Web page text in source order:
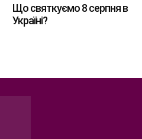
Що святкуємо 8 серпня в
Україні?